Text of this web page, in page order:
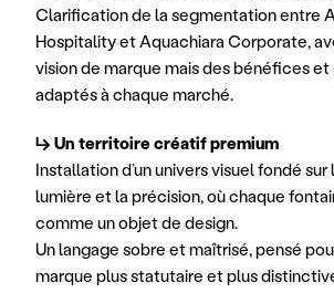
Clarification de la segmentation entre
Hospitality et Aquachiara Corporate,
vision de marque mais des bénéfices
adaptés à chaque marché.
↳ Un territoire créatif premium
Installation d’un univers visuel fondé sur
lumière et la précision, où chaque
comme un objet de design.
Un langage sobre et maîtrisé, pensé
marque plus statutaire et plus